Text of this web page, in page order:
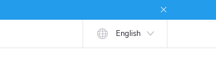
English